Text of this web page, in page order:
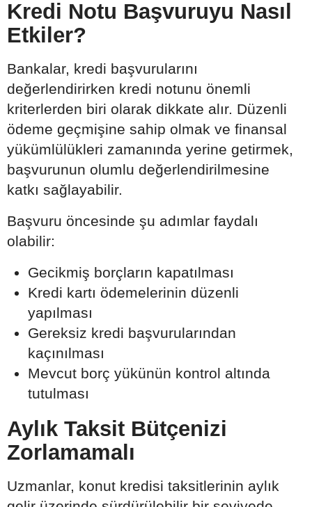
Kredi Notu Başvuruyu Nasıl
Etkiler?
Bankalar, kredi başvurularını
değerlendirirken kredi notunu önemli
kriterlerden biri olarak dikkate alır. Düzenli
ödeme geçmişine sahip olmak ve finansal
yükümlülükleri zamanında yerine getirmek,
başvurunun olumlu değerlendirilmesine
katkı sağlayabilir.
Başvuru öncesinde şu adımlar faydalı
olabilir:
Gecikmiş borçların kapatılması
Kredi kartı ödemelerinin düzenli
yapılması
Gereksiz kredi başvurularından
kaçınılması
Mevcut borç yükünün kontrol altında
tutulması
Aylık Taksit Bütçenizi
Zorlamamalı
Uzmanlar, konut kredisi taksitlerinin aylık